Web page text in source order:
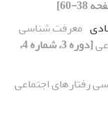
معرفت شناسی
[دوره 3، شماره 4،
رفتارهای اجتماعی